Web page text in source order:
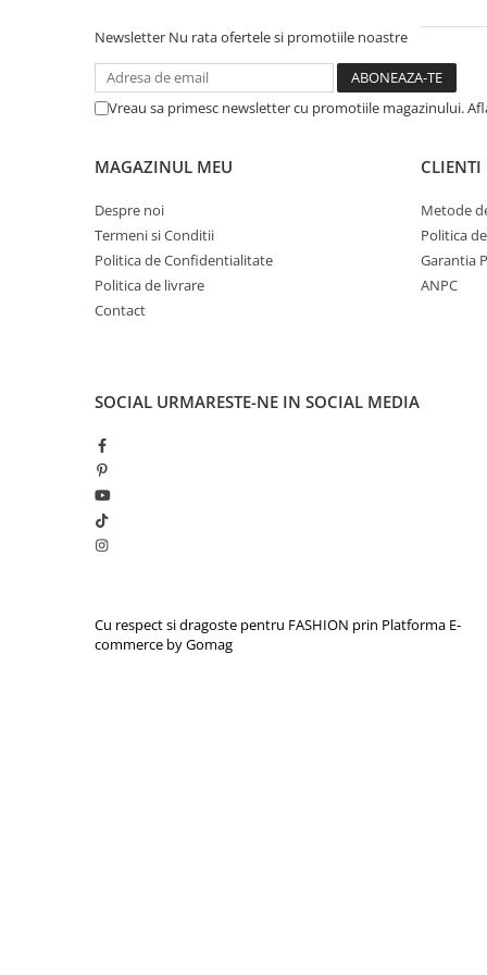
Newsletter Nu rata ofertele si promotiile noastre
Vreau sa primesc newsletter cu promotiile magazinului.
MAGAZINUL MEU
Despre noi
Termeni si Conditii
Politica de Confidentialitate
Politica de livrare
Contact
CLIENTI
Metode
Politica
Garantia
ANPC
SOCIAL URMARESTE-NE IN SOCIAL MEDIA
Cu respect si dragoste pentru FASHION prin Platforma E-
commerce by Gomag